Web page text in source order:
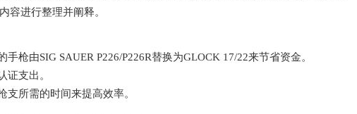
容进行整理并阐释。
由SIG SAUER P226/P226R替换为GLOCK 17/22来节省资金。
支出。
所需的时间来提高效率。